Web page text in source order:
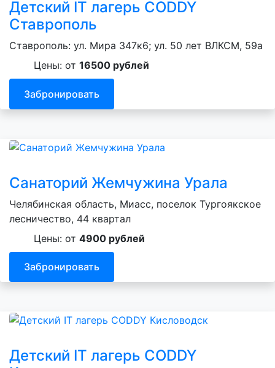
Детский IT лагерь CODDY
Ставрополь
Ставрополь: ул. Мира 347к6; ул. 50 лет ВЛКСМ, 59а
Цены: от 16500 рублей
Забронировать
Санаторий Жемчужина Урала
Челябинская область, Миасс, поселок Тургоякское
лесничество, 44 квартал
Цены: от 4900 рублей
Забронировать
Детский IT лагерь CODDY